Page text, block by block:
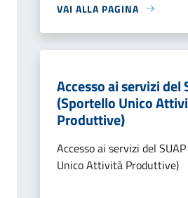
VAI ALLA PAGINA
Accesso ai servizi del
(Sportello Unico
Produttive)
Accesso ai servizi del
Unico Attività Produttive)